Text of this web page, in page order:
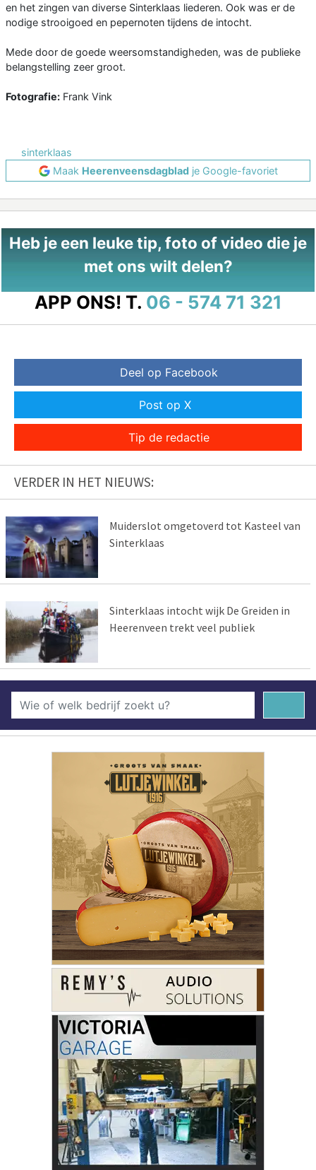
en het zingen van diverse Sinterklaas liederen. Ook was er de
nodige strooigoed en pepernoten tijdens de intocht.
Mede door de goede weersomstandigheden, was de publieke
belangstelling zeer groot.
Fotografie: Frank Vink
sinterklaas
Maak Heerenveensdagbladje Google-favoriet
Heb je een leuke tip, foto of video die je
met ons wilt delen?
APP ONS! T. 06 - 574 71 321
Deel op Facebook
Post op X
Tip de redactie
VERDER IN HET NIEUWS:
Muiderslot omgetoverd tot Kasteel van
Sinterklaas
Sinterklaas intocht wijk De Greiden in
Heerenveen trekt veel publiek